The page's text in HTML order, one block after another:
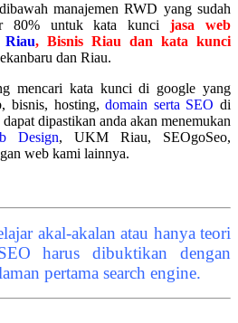
manajemen RWD yang sudah
80% untuk kata kuncijasa web
Riau, Bisnis Riau dan kata kunci
dan Riau.
mencari kata kunci di google yang
bisnis, hosting,domain serta SEO di
dipastikan anda akan menemukan
Design, UKM Riau, SEOgoSeo,
web kami lainnya.
akal-akalan atau hanya teori
harus dibuktikan dengan
pertama search engine.